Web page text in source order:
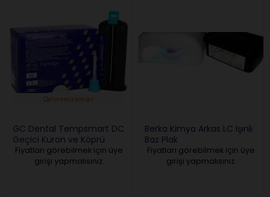
Ücretsiz Kargo
GC Dental Tempsmart DC
Geçici Kuron ve Köprü
Materyali
Fiyatları görebilmek için üye
girişi yapmalısınız.
Berka Kimya Arkas LC Işınlı
Baz Plak
Fiyatları görebilmek için üye
girişi yapmalısınız.